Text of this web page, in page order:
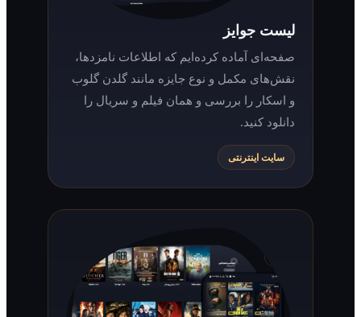
لیست جوایز
صفحه‌ای آماده کرده‌ایم که اطلاعات نامزدها،
نقش‌های مکمل و نوع جایزه مانند گلدن گلوب
و اسکار را بررسی و همان فیلم و سریال را
سایت اینترنتی